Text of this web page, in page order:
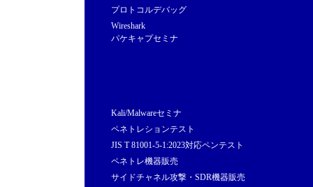
プロトコルデバッグ
Wireshark
パケキャプセミナ
Kali/Malwareセミナ
ペネトレションテスト
JIS T 81001-5-1:2023対応ペンテスト
ペネトレ機器販売
サイドチャネル攻撃・SDR機器販売